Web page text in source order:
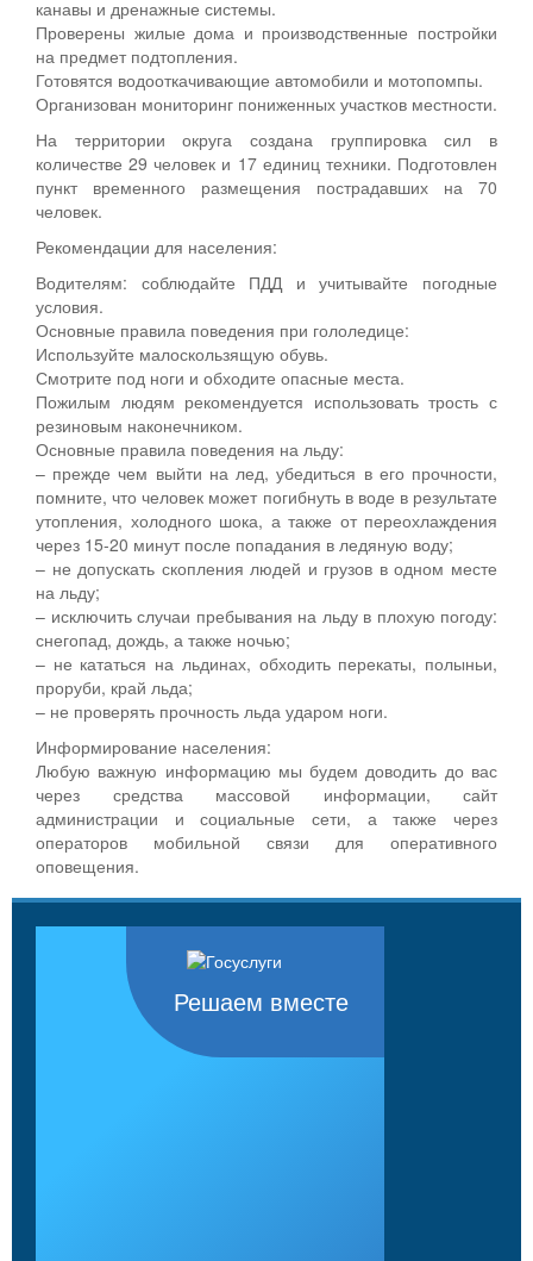
канавы и дренажные системы.
Проверены жилые дома и производственные постройки
на предмет подтопления.
Готовятся водооткачивающие автомобили и мотопомпы.
Организован мониторинг пониженных участков местности.
На территории округа создана группировка сил в
количестве 29 человек и 17 единиц техники. Подготовлен
пункт временного размещения пострадавших на 70
человек.
Рекомендации для населения:
Водителям: соблюдайте ПДД и учитывайте погодные
условия.
Основные правила поведения при гололедице:
Используйте малоскользящую обувь.
Смотрите под ноги и обходите опасные места.
Пожилым людям рекомендуется использовать трость с
резиновым наконечником.
Основные правила поведения на льду:
– прежде чем выйти на лед, убедиться в его прочности,
помните, что человек может погибнуть в воде в результате
утопления, холодного шока, а также от переохлаждения
через 15-20 минут после попадания в ледяную воду;
– не допускать скопления людей и грузов в одном месте
на льду;
– исключить случаи пребывания на льду в плохую погоду:
снегопад, дождь, а также ночью;
– не кататься на льдинах, обходить перекаты, полыньи,
проруби, край льда;
– не проверять прочность льда ударом ноги.
Информирование населения:
Любую важную информацию мы будем доводить до вас
через средства массовой информации, сайт
администрации и социальные сети, а также через
операторов мобильной связи для оперативного
оповещения.
Решаем вместе